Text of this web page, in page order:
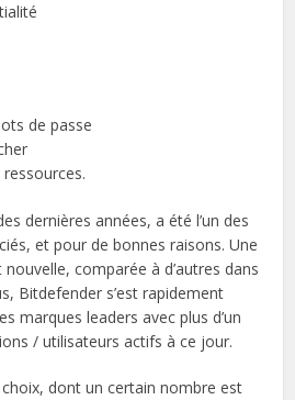
de passe
dernières années, a été l’un des
et pour de bonnes raisons. Une
comparée à d’autres dans
Bitdefender s’est rapidement
marques leaders avec plus d’un
/ utilisateurs actifs à ce jour.
dont un certain nombre est